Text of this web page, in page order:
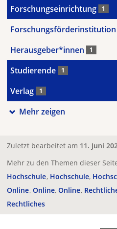
Forschungseinrichtung 1
Forschungsförderinstitution
Herausgeber*innen 1
Studierende 1
Verlag 1
Mehr zeigen
Zuletzt bearbeitet am 11. Juni
Mehr zu den Themen dieser
Hochschule Hochschule
Online Online Online
Rechtliches